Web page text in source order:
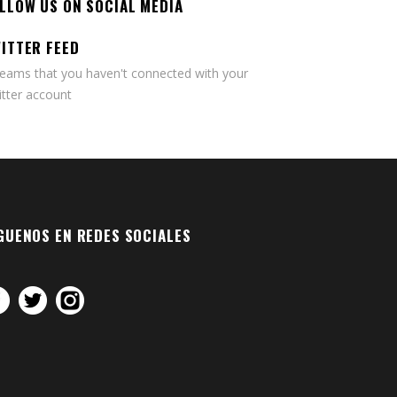
US ON SOCIAL MEDIA
FEED
that you haven't connected with your
account
EN REDES SOCIALES